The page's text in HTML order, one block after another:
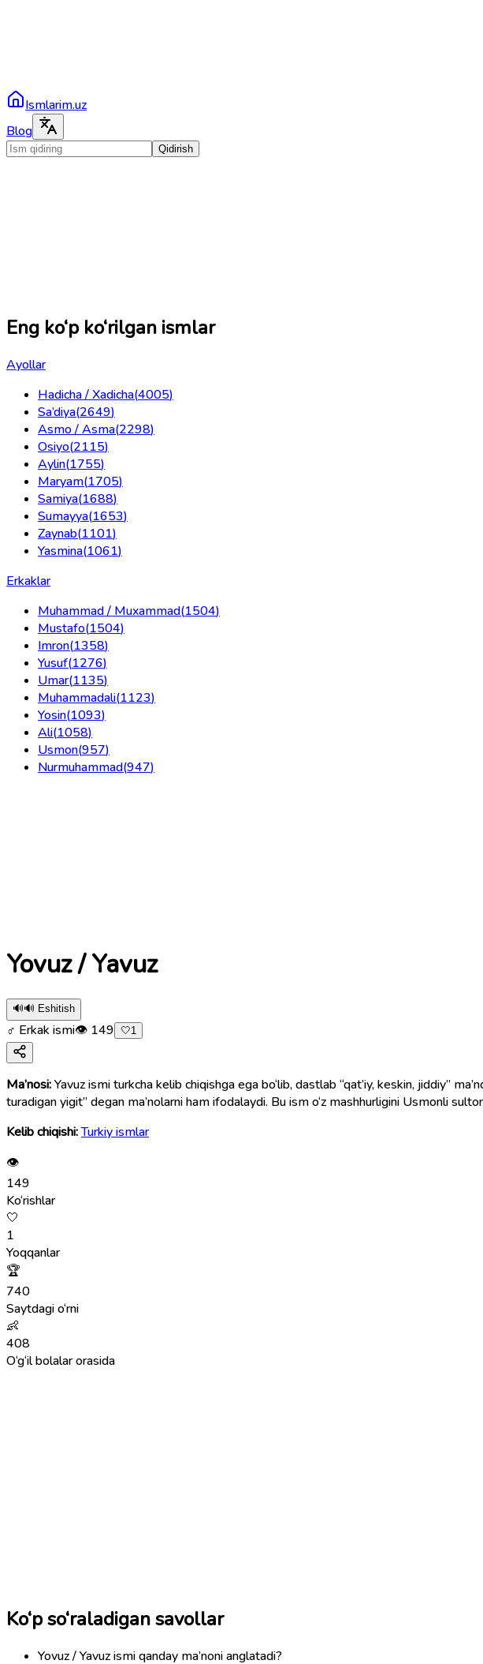
Ismlarim.uz
Blog
Qidirish
Eng ko‘p ko‘rilgan ismlar
Ayollar
Hadicha / Xadicha(4005)
Sa’diya(2649)
Asmo / Asma(2298)
Osiyo(2115)
Aylin(1755)
Maryam(1705)
Samiya(1688)
Sumayya(1653)
Zaynab(1101)
Yasmina(1061)
Erkaklar
Muhammad / Muxammad(1504)
Mustafo(1504)
Imron(1358)
Yusuf(1276)
Umar(1135)
Muhammadali(1123)
Yosin(1093)
Ali(1058)
Usmon(957)
Nurmuhammad(947)
Yovuz / Yavuz
🔊🔊 Eshitish
♂ Erkak ismi👁 149 🤍1
Ma’nosi:Yavuz ismi turkcha kelib chiqishga ega bo‘lib, dastlab “qat’iy, keskin, jiddiy”
turadigan yigit” degan ma’nolarni ham ifodalaydi. Bu ism o‘z mashhurligini Usmonli
Kelib chiqishi:Turkiy ismlar
👁
149
Ko‘rishlar
🤍
1
Yoqqanlar
🏆
740
Saytdagi o‘rni
👶
408
O‘g‘il bolalar orasida
Ko‘p so‘raladigan savollar
Yovuz / Yavuz ismi qanday ma’noni anglatadi?